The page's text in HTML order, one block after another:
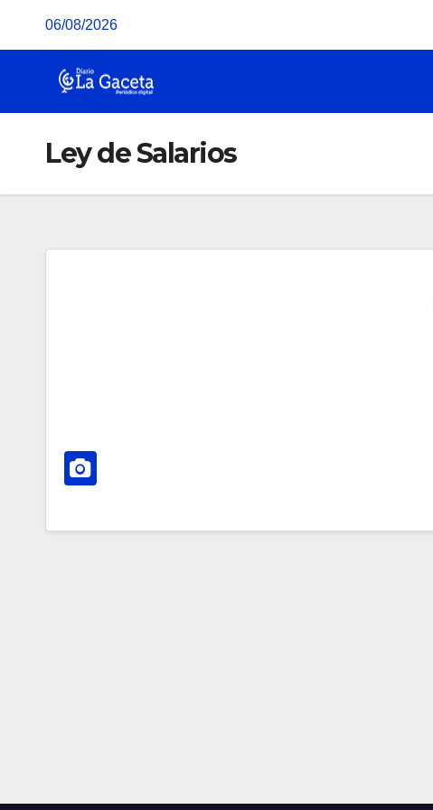
06/08/2026
Ley de Salarios